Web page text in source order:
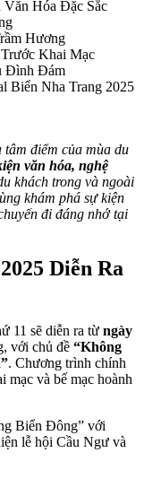
Hóa Đặc Sắc
Hương
Khai Mạc
Đình Đám
Biển Nha Trang 2025
tâm điểm của mùa du
văn hóa, nghệ
khách trong và ngoài
khám phá sự kiện
đi đáng nhớ tại
Diễn Ra
11 sẽ diễn ra từ ngày
với chủ đề “Không
. Chương trình chính
mạc và bế mạc hoành
Biển Đông” với
lễ hội Cầu Ngư và